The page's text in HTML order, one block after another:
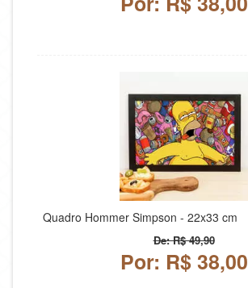
Quadro Hommer Simpson - 22x33 cm
De: R$ 49,90
Por: R$ 38,00